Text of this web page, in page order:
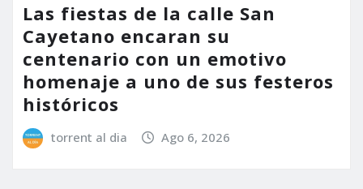
Las fiestas de la calle San
Cayetano encaran su
centenario con un emotivo
homenaje a uno de sus festeros
históricos
torrent al dia Ago 6, 2026